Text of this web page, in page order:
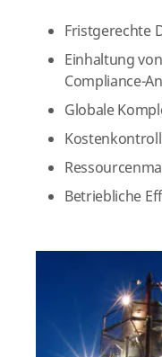
Fristgerechte
Einhaltung
Compliance-
Globale
Betriebliche